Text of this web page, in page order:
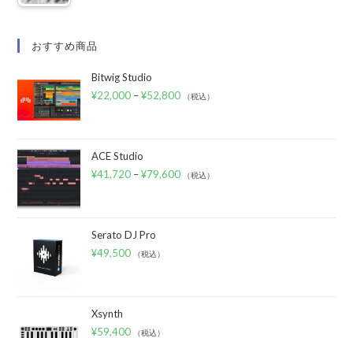
おすすめ商品
Bitwig Studio
¥22,000 –¥52,800 （税込）
ACE Studio
¥41,720 –¥79,600 （税込）
Serato DJ Pro
¥49,500 （税込）
Xsynth
¥59,400 （税込）